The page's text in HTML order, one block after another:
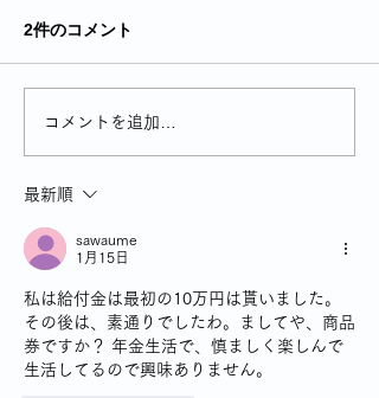
2件のコメント
コメントを追加…
最新順
sawaume
1月15日
私は給付金は最初の10万円は貰いました。
その後は、素通りでしたわ。ましてや、商品
券ですか？ 年金生活で、慎ましく楽しんで
生活してるので興味ありません。